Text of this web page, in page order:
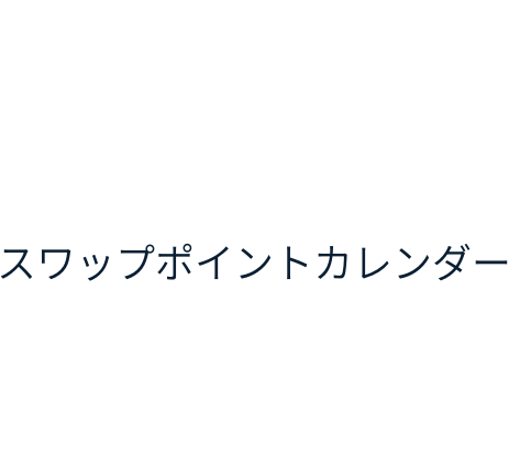
スワップポイント カレンダー